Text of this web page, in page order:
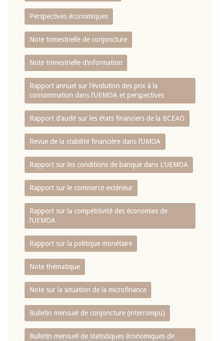
Perspectives économiques
Note trimestrielle de conjoncture
Note trimestrielle d‘information
Rapport annuel sur l‘évolution des prix à la
consommation dans l‘UEMOA et perspectives
Rapport d‘audit sur les états financiers de la BCEAO
Revue de la stabilité financière dans l‘UMOA
Rapport sur les conditions de banque dans L‘UEMOA
Rapport sur le commerce extérieur
Rapport sur la compétitivité des économies de
l‘UEMOA
Rapport sur la politique monétaire
Note thématique
Note sur la situation de la microfinance
Bulletin mensuel de conjoncture (interrompu)
Bulletin mensuel de statistiques économiques de